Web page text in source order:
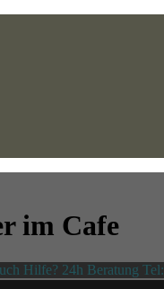
im Cafe
Hilfe? 24h Beratung Tel: